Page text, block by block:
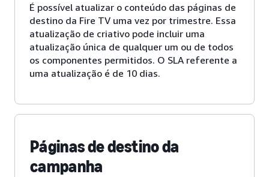
É possível atualizar o conteúdo das páginas de
destino da Fire TV uma vez por trimestre. Essa
atualização de criativo pode incluir uma
atualização única de qualquer um ou de todos
os componentes permitidos. O SLA referente a
uma atualização é de 10 dias.
Páginas de destino da
campanha